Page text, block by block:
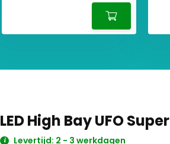
LED High Bay UFO
Levertijd: 2 - 3 werkdagen